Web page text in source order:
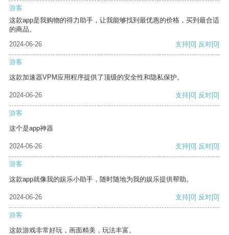
游客
这款app是我购物的得力助手，让我能够找到最优惠的价格，买到最合适
的商品。
2024-06-26
支持[0] 反对[0]
游客
这款加速器VPM应用程序提供了顶级的安全性和隐私保护。
2024-06-26 支持[0] 反对[0]
游客
这个是app神器
2024-06-26 支持[0] 反对[0]
游客
这款app就像我的娱乐小助手，随时随地为我的娱乐提供帮助。
2024-06-26 支持[0] 反对[0]
游客
这款游戏非常好玩，画面精美，玩法丰富。